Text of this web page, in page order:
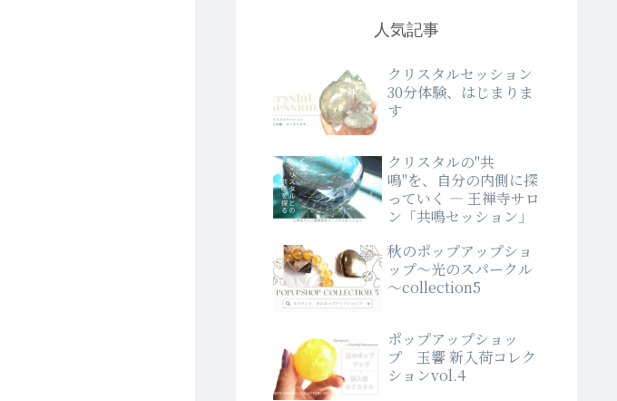
人気記事
クリスタルセッション
30分体験、はじまりま
す
クリスタルの"共
鳴"を、自分の内側に探
っていく ― 王禅寺サロ
ン「共鳴セッション」
秋のポップアップショ
ップ～光のスパークル
～collection5
ポップアップショッ
プ 玉響 新入荷コレク
ションvol.4